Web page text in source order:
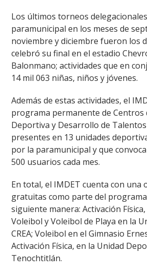
Los últimos torneos
paramunicipal en los meses de
noviembre y diciembre fueron los
celebró su final en el estadio
Balonmano; actividades que en
14 mil 063 niñas, niños y jóvenes.
Además de estas actividades, el
programa permanente de Centros
Deportiva y Desarrollo de
presentes en 13 unidades
por la paramunicipal y que
500 usuarios cada mes.
En total, el IMDET cuenta con una
gratuitas como parte del
siguiente manera: Activación
Voleibol y Voleibol de Playa en la
CREA; Voleibol en el Gimnasio
Activación Física, en la Unidad
Tenochtitlán.